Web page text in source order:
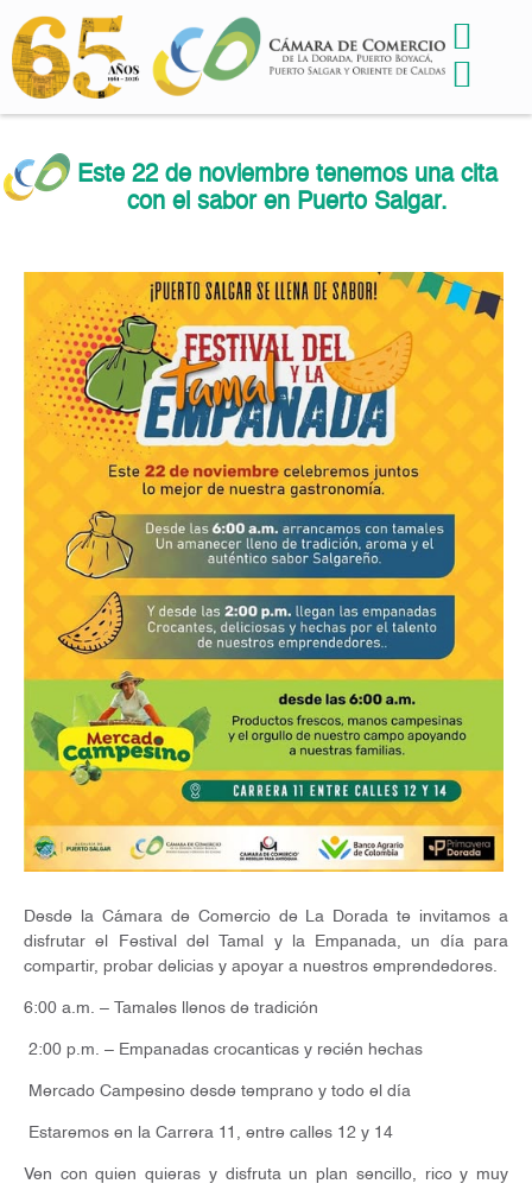
Este 22 de noviembre tenemos una cita
con el sabor en Puerto Salgar.
Desde la Cámara de Comercio de La Dorada te invitamos a
disfrutar el Festival del Tamal y la Empanada, un día para
compartir, probar delicias y apoyar a nuestros emprendedores.
6:00 a.m. – Tamales llenos de tradición
2:00 p.m. – Empanadas crocanticas y recién hechas
Mercado Campesino desde temprano y todo el día
Estaremos en la Carrera 11, entre calles 12 y 14
Ven con quien quieras y disfruta un plan sencillo, rico y muy